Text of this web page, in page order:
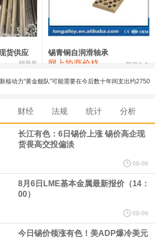
24,100—24,300 24,200
39,300 0
货供应
锦升发
锡青铜自润滑轴承
网上协商价格 芜湖合金
交易所全球市场公司（CBOE GLOBAL MARKETS
欧洲清算所将于 8 月 24 日起，将证券融资交易清算
至固定收益品类。
科技股下跌，跟随隔夜交易中回调的美国同行，凸显了
股波动性的加剧。 日本市场中，软银股价收盘下跌4.4%，
造商东京电子股价下跌近6%，日本存储芯片制造商铠侠
过10%。
财经 法规 统计 分析
长江有色：6日锡价上涨 锡价高企现
货畏高交投偏淡
08-06
8月6日LME基本金属最新报价（14：
00）
08-06
今日锡价领涨有色！美ADP爆冷美元